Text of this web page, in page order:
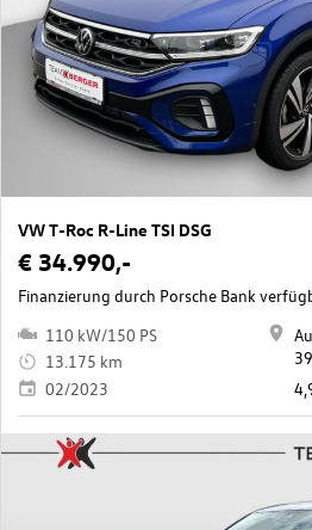
VW T-Roc R-Line TSI DSG
€ 34.990,-
Finanzierung durch Porsche Bank
110 kW/150 PS
13.175 km
02/2023